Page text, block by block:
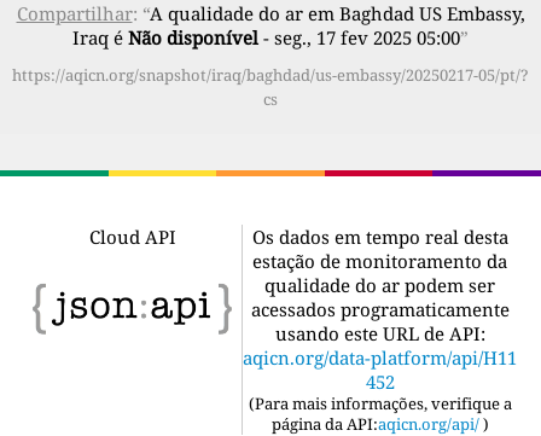
Compartilhar: “A qualidade do ar em Baghdad US Embassy,
Iraq é Não disponível - seg., 17 fev 2025 05:00”
https://aqicn.org/snapshot/iraq/baghdad/us-embassy/20250217-05/pt/?
cs
Cloud API
Os dados em tempo real desta
estação de monitoramento da
qualidade do ar podem ser
acessados programaticamente
usando este URL de API:
aqicn.org/data-platform/api/H11
452
(Para mais informações, verifique a
página da API:aqicn.org/api/ )